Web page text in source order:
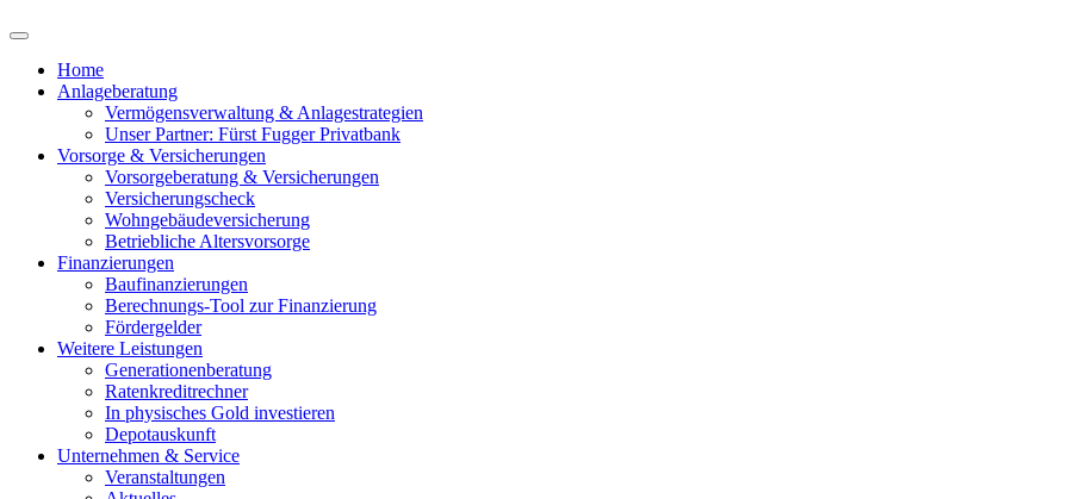
Main
navigation
Home
Anlageberatung
Vermögensverwaltung & Anlagestrategien
Unser Partner: Fürst Fugger Privatbank
Vorsorge & Versicherungen
Vorsorgeberatung & Versicherungen
Versicherungscheck
Wohngebäudeversicherung
Betriebliche Altersvorsorge
Finanzierungen
Baufinanzierungen
Berechnungs-Tool zur Finanzierung
Fördergelder
Weitere Leistungen
Generationenberatung
Ratenkreditrechner
In physisches Gold investieren
Depotauskunft
Unternehmen & Service
Veranstaltungen